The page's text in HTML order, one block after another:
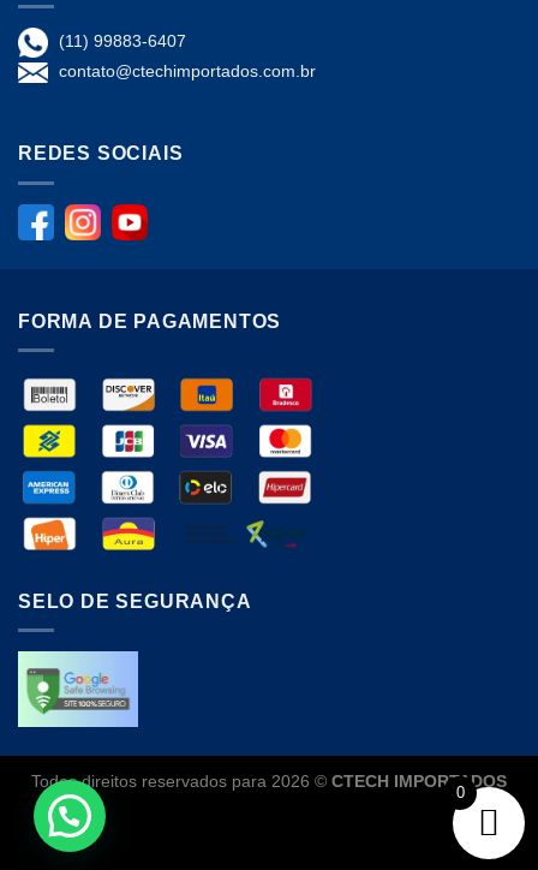
(11) 99883-6407
contato@ctechimportados.com.br
REDES SOCIAIS
FORMA DE PAGAMENTOS
SELO DE SEGURANÇA
Todos direitos reservados para 2026 © CTECH IMPORTADOS
0